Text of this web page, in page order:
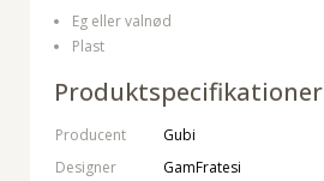
Eg eller valnød
Plast
Produktspecifikationer
Producent
Gubi
Designer
GamFratesi